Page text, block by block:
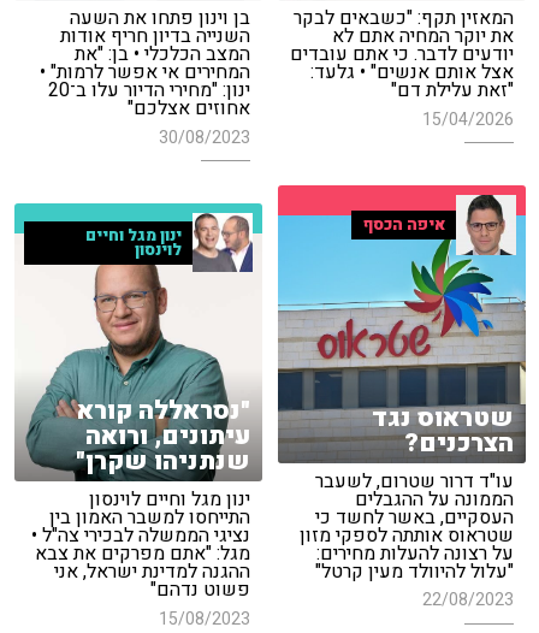
המאזין תקף: "כשבאים לבקר
את יוקר המחיה אתם לא
יודעים לדבר. כי אתם עובדים
אצל אותם אנשים" • גלעד:
"זאת עלילת דם"
15/04/2026
בן וינון פתחו את השעה
השנייה בדיון חריף אודות
המצב הכלכלי • בן: "את
המחירים אי אפשר לרמות" •
ינון: "מחירי הדיור עלו ב־20
אחוזים אצלכם"
30/08/2023
איפה הכסף
שטראוס נגד
הצרכנים?
עו"ד דרור שטרום, לשעבר
הממונה על ההגבלים
העסקיים, באשר לחשד כי
שטראוס אותתה לספקי מזון
על רצונה להעלות מחירים:
"עלול להיוולד מעין קרטל"
22/08/2023
ינון מגל וחיים
לוינסון
"נסראללה קורא
עיתונים, ורואה
שנתניהו שקרן"
ינון מגל וחיים לוינסון
התייחסו למשבר האמון בין
נציגי הממשלה לבכירי צה"ל •
מגל: "אתם מפרקים את צבא
ההגנה למדינת ישראל, אני
פשוט נדהם"
15/08/2023